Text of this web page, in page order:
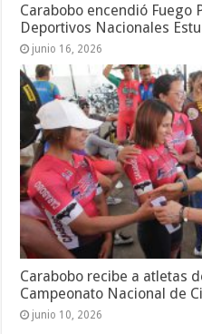
Carabobo encendió Fuego
Deportivos Nacionales
junio 16, 2026
Carabobo recibe a atletas
Campeonato Nacional de
junio 10, 2026